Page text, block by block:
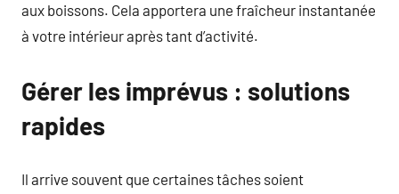
aux boissons. Cela apportera une fraîcheur instantanée
à votre intérieur après tant d’activité.
Gérer les imprévus : solutions
rapides
Il arrive souvent que certaines tâches soient